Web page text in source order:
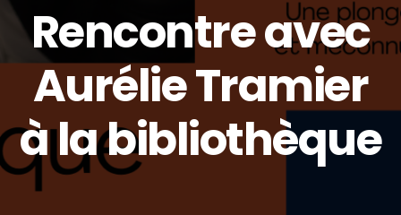
Rencontre avec
Aurélie Tramier
à la bibliothèque